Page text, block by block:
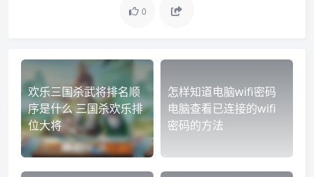
0
欢乐三国杀武将排名顺
序是什么 三国杀欢乐排
位大将
怎样知道电脑wifi密码
电脑查看已连接的wifi
密码的方法